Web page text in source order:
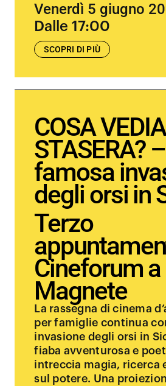
Venerdì 5 giugno
Dalle 17:00
SCOPRI DI PIÙ
COSA
STASERA?
famosa
degli orsi in
Terzo
Cineforum a
Magnete
La rassegna di cinema
per famiglie continua
invasione degli orsi in
fiaba avventurosa e
intreccia magia, ricerca
sul potere. Una